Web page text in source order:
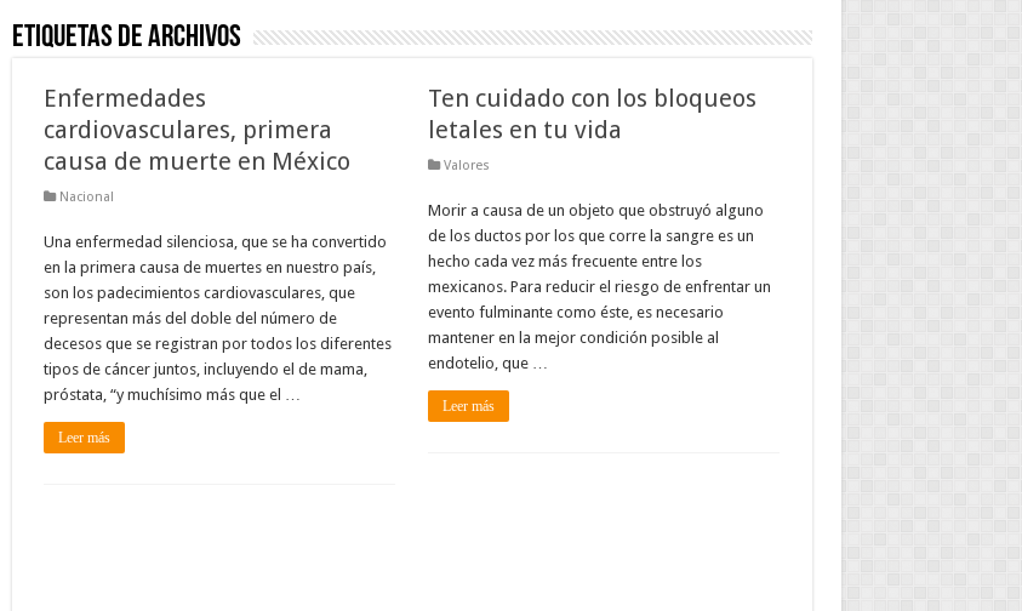
Etiquetas de Archivos
Enfermedades
cardiovasculares, primera
causa de muerte en México
Nacional
Una enfermedad silenciosa, que se ha convertido
en la primera causa de muertes en nuestro país,
son los padecimientos cardiovasculares, que
representan más del doble del número de
decesos que se registran por todos los diferentes
tipos de cáncer juntos, incluyendo el de mama,
próstata, “y muchísimo más que el …
Leer más
Ten cuidado con los bloqueos
letales en tu vida
Valores
Morir a causa de un objeto que obstruyó alguno
de los ductos por los que corre la sangre es un
hecho cada vez más frecuente entre los
mexicanos. Para reducir el riesgo de enfrentar un
evento fulminante como éste, es necesario
mantener en la mejor condición posible al
endotelio, que …
Leer más